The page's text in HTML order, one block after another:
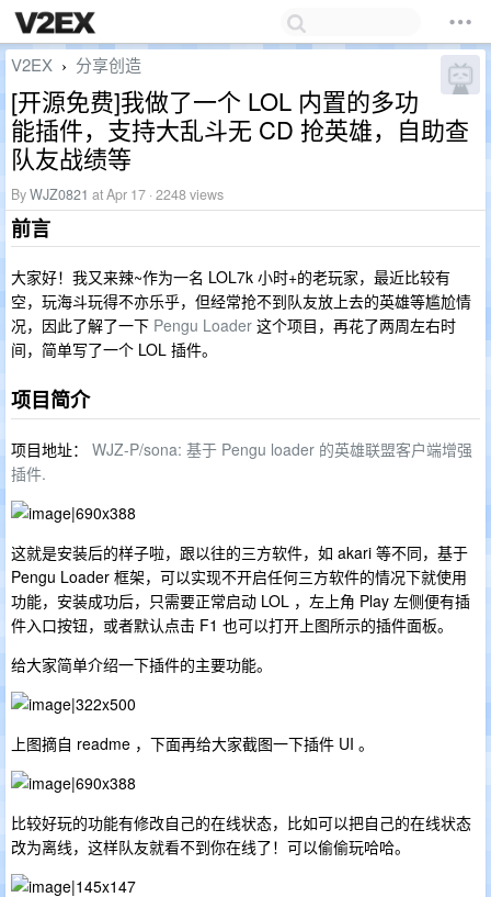
V2EX › 分享创造
[开源免费]我做了一个 LOL 内置的多功
能插件，支持大乱斗无 CD 抢英雄，自助查
队友战绩等
ByWJZ0821 at Apr 17 · 2248 views
前言
大家好！我又来辣~作为一名 LOL7k 小时+的老玩家，最近比较有
空，玩海斗玩得不亦乐乎，但经常抢不到队友放上去的英雄等尴尬情
况，因此了解了一下 Pengu Loader 这个项目，再花了两周左右时
间，简单写了一个 LOL 插件。
项目简介
项目地址： WJZ-P/sona: 基于 Pengu loader 的英雄联盟客户端增强
插件.
这就是安装后的样子啦，跟以往的三方软件，如 akari 等不同，基于
Pengu Loader 框架，可以实现不开启任何三方软件的情况下就使用
功能，安装成功后，只需要正常启动 LOL ，左上角 Play 左侧便有插
件入口按钮，或者默认点击 F1 也可以打开上图所示的插件面板。
给大家简单介绍一下插件的主要功能。
上图摘自 readme ，下面再给大家截图一下插件 UI 。
比较好玩的功能有修改自己的在线状态，比如可以把自己的在线状态
改为离线，这样队友就看不到你在线了！可以偷偷玩哈哈。